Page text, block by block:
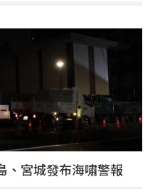
、宮城發布海嘯警報